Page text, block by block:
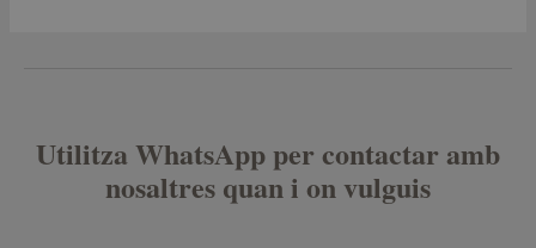
Utilitza WhatsApp per contactar amb
nosaltres quan i on vulguis